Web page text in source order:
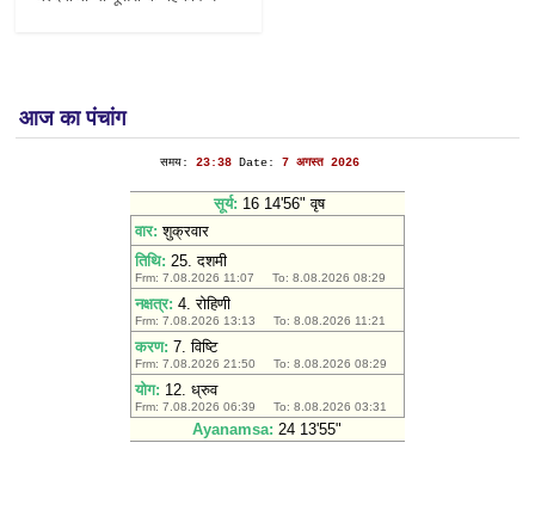
आज का पंचांग